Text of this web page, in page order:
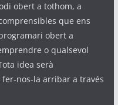
obert a tothom, a
que ens
obert a
o qualsevol
idea serà
nos-la arribar a través